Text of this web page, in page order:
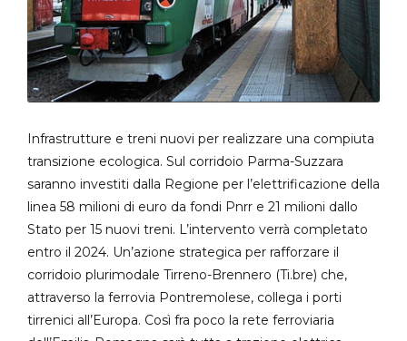
Infrastrutture e treni nuovi per realizzare una compiuta
transizione ecologica. Sul corridoio Parma-Suzzara
saranno investiti dalla Regione per l’elettrificazione della
linea 58 milioni di euro da fondi Pnrr e 21 milioni dallo
Stato per 15 nuovi treni. L’intervento verrà completato
entro il 2024. Un’azione strategica per rafforzare il
corridoio plurimodale Tirreno-Brennero (Ti.bre) che,
attraverso la ferrovia Pontremolese, collega i porti
tirrenici all’Europa. Così fra poco la rete ferroviaria